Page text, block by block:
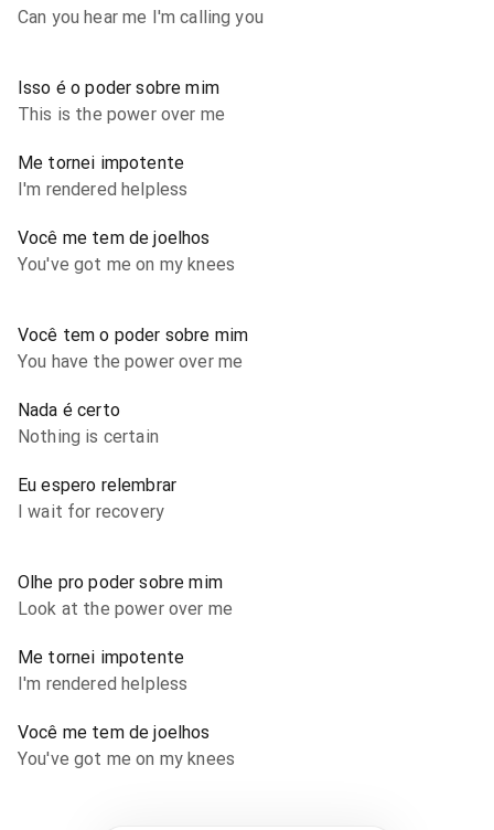
Can you hear me I'm calling you
Isso é o poder sobre mim
This is the power over me
Me tornei impotente
I'm rendered helpless
Você me tem de joelhos
You've got me on my knees
Você tem o poder sobre mim
You have the power over me
Nada é certo
Nothing is certain
Eu espero relembrar
I wait for recovery
Olhe pro poder sobre mim
Look at the power over me
Me tornei impotente
I'm rendered helpless
Você me tem de joelhos
You've got me on my knees